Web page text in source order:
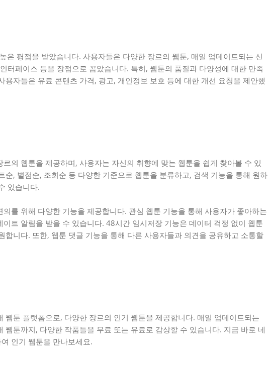
은 평점을 받았습니다. 사용자들은 다양한 장르의 웹툰, 매일 업데이트되는 신
터페이스 등을 장점으로 꼽았습니다. 특히, 웹툰의 품질과 다양성에 대한 만족
용자들은 유료 콘텐츠 가격, 광고, 개인정보 보호 등에 대한 개선 요청을 제안했
르의 웹툰을 제공하며, 사용자는 자신의 취향에 맞는 웹툰을 쉽게 찾아볼 수 있
순, 별점순, 조회순 등 다양한 기준으로 웹툰을 분류하고, 검색 기능을 통해 원하
있습니다.
의를 위해 다양한 기능을 제공합니다. 관심 웹툰 기능을 통해 사용자가 좋아하는
이트 알림을 받을 수 있습니다. 48시간 임시저장 기능은 데이터 걱정 없이 웹툰
합니다. 또한, 웹툰 댓글 기능을 통해 다른 사용자들과 의견을 공유하고 소통할
웹툰 플랫폼으로, 다양한 장르의 인기 웹툰을 제공합니다. 매일 업데이트되는
웹툰까지, 다양한 작품들을 무료 또는 유료로 감상할 수 있습니다. 지금 바로 네
인기 웹툰을 만나보세요.